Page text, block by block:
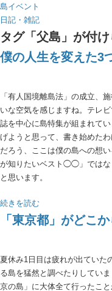
島イベント
日記・雑記
タグ「父島」が付
僕の人生を変えた3
「有人国境離島法」の成立、
いな空気を感じますね。テレ
誌を中心に島特集が組まれて
げようと思って、書き始めた
だろう、ここは僕の島への想
が知りたいベスト◯◯」ではな
と思います。
続きを読む
「東京都」がどこ
夏休み1日目は疲れが出ていた
る島を猛然と調べたりしてい
京の島」に大体全て行ったこ